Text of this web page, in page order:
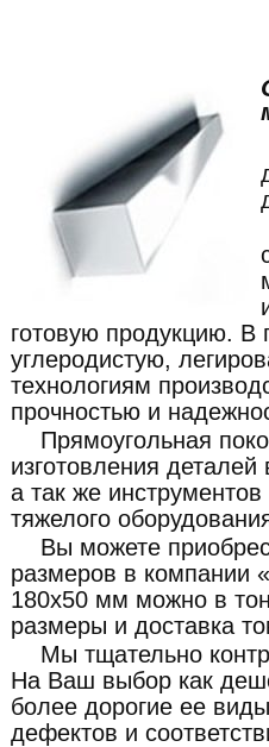
готовую продукцию. В
углеродистую,
технологиям
прочностью и
Прямоугольная
изготовления
а так же
тяжелого
Вы можете
размеров в компании
180x50 мм можно в
размеры и доставка
Мы тщательно
На Ваш выбор как
более дорогие ее
дефектов и